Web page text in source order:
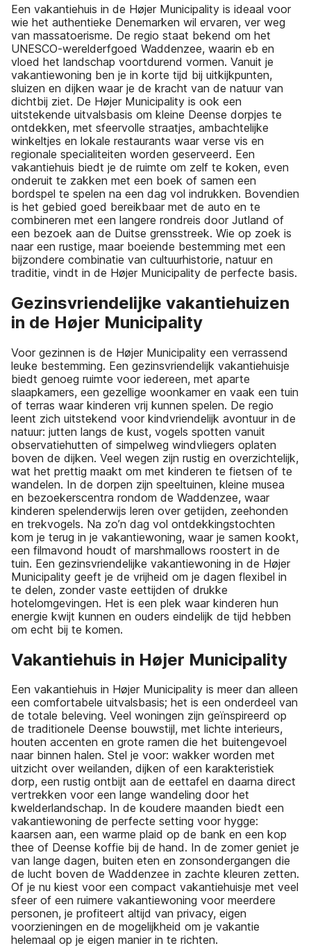
Een vakantiehuis in de Højer Municipality is ideaal voor
wie het authentieke Denemarken wil ervaren, ver weg
van massatoerisme. De regio staat bekend om het
UNESCO-werelderfgoed Waddenzee, waarin eb en
vloed het landschap voortdurend vormen. Vanuit je
vakantiewoning ben je in korte tijd bij uitkijkpunten,
sluizen en dijken waar je de kracht van de natuur van
dichtbij ziet. De Højer Municipality is ook een
uitstekende uitvalsbasis om kleine Deense dorpjes te
ontdekken, met sfeervolle straatjes, ambachtelijke
winkeltjes en lokale restaurants waar verse vis en
regionale specialiteiten worden geserveerd. Een
vakantiehuis biedt je de ruimte om zelf te koken, even
onderuit te zakken met een boek of samen een
bordspel te spelen na een dag vol indrukken. Bovendien
is het gebied goed bereikbaar met de auto en te
combineren met een langere rondreis door Jutland of
een bezoek aan de Duitse grensstreek. Wie op zoek is
naar een rustige, maar boeiende bestemming met een
bijzondere combinatie van cultuurhistorie, natuur en
traditie, vindt in de Højer Municipality de perfecte basis.
Gezinsvriendelijke vakantiehuizen
in de Højer Municipality
Voor gezinnen is de Højer Municipality een verrassend
leuke bestemming. Een gezinsvriendelijk vakantiehuisje
biedt genoeg ruimte voor iedereen, met aparte
slaapkamers, een gezellige woonkamer en vaak een tuin
of terras waar kinderen vrij kunnen spelen. De regio
leent zich uitstekend voor kindvriendelijk avontuur in de
natuur: jutten langs de kust, vogels spotten vanuit
observatiehutten of simpelweg windvliegers oplaten
boven de dijken. Veel wegen zijn rustig en overzichtelijk,
wat het prettig maakt om met kinderen te fietsen of te
wandelen. In de dorpen zijn speeltuinen, kleine musea
en bezoekerscentra rondom de Waddenzee, waar
kinderen spelenderwijs leren over getijden, zeehonden
en trekvogels. Na zo’n dag vol ontdekkingstochten
kom je terug in je vakantiewoning, waar je samen kookt,
een filmavond houdt of marshmallows roostert in de
tuin. Een gezinsvriendelijke vakantiewoning in de Højer
Municipality geeft je de vrijheid om je dagen flexibel in
te delen, zonder vaste eettijden of drukke
hotelomgevingen. Het is een plek waar kinderen hun
energie kwijt kunnen en ouders eindelijk de tijd hebben
om echt bij te komen.
Vakantiehuis in Højer Municipality
Een vakantiehuis in Højer Municipality is meer dan alleen
een comfortabele uitvalsbasis; het is een onderdeel van
de totale beleving. Veel woningen zijn geïnspireerd op
de traditionele Deense bouwstijl, met lichte interieurs,
houten accenten en grote ramen die het buitengevoel
naar binnen halen. Stel je voor: wakker worden met
uitzicht over weilanden, dijken of een karakteristiek
dorp, een rustig ontbijt aan de eettafel en daarna direct
vertrekken voor een lange wandeling door het
kwelderlandschap. In de koudere maanden biedt een
vakantiewoning de perfecte setting voor hygge:
kaarsen aan, een warme plaid op de bank en een kop
thee of Deense koffie bij de hand. In de zomer geniet je
van lange dagen, buiten eten en zonsondergangen die
de lucht boven de Waddenzee in zachte kleuren zetten.
Of je nu kiest voor een compact vakantiehuisje met veel
sfeer of een ruimere vakantiewoning voor meerdere
personen, je profiteert altijd van privacy, eigen
voorzieningen en de mogelijkheid om je vakantie
helemaal op je eigen manier in te richten.